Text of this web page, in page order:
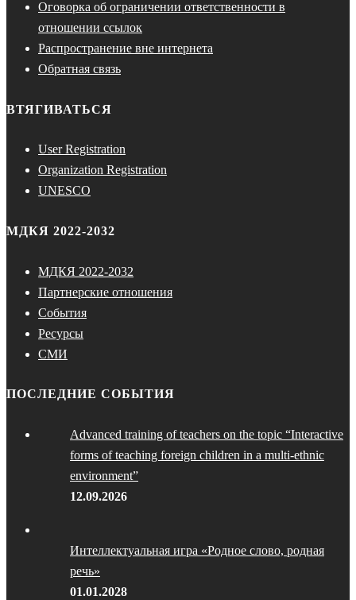
Оговорка об ограничении ответственности в
отношении ссылок
Распространение вне интернета
Обратная связь
ВТЯГИВАТЬСЯ
User Registration
Organization Registration
UNESCO
МДКЯ 2022-2032
МДКЯ 2022-2032
Партнерские отношения
События
Ресурсы
СМИ
ПОСЛЕДНИЕ СОБЫТИЯ
Advanced training of teachers on the topic “Interactive
forms of teaching foreign children in a multi-ethnic
environment”
12.09.2026
Интеллектуальная игра «Родное слово, родная
речь»
01.01.2028